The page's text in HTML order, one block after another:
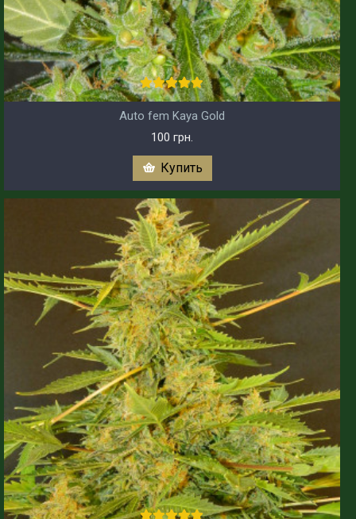
Auto fem Kaya Gold
100 грн.
Купить